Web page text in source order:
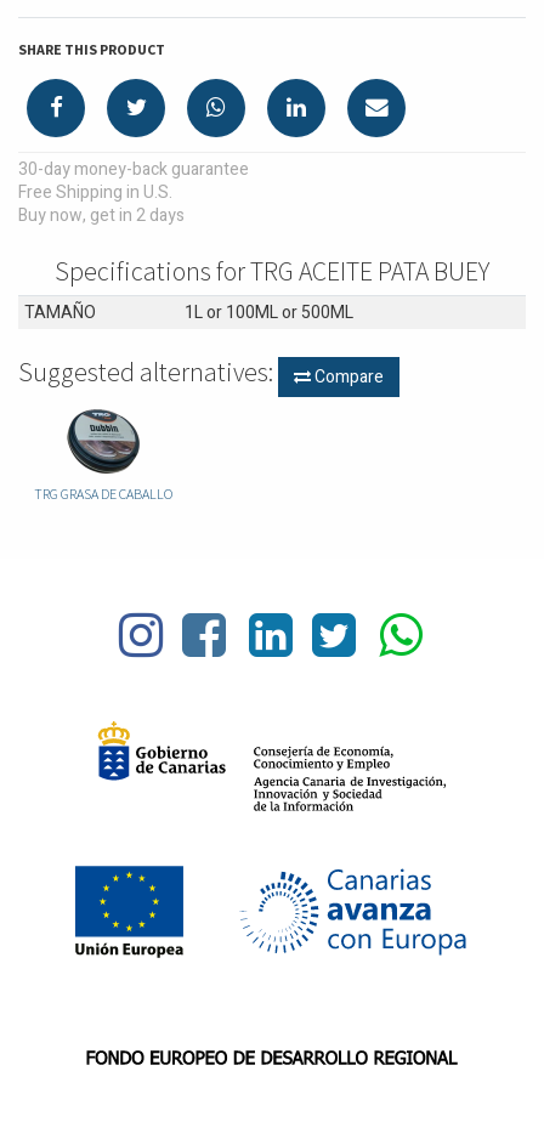
SHARE THIS PRODUCT
30-day money-back guarantee
Free Shipping in U.S.
Buy now, get in 2 days
Specifications for TRG ACEITE PATA BUEY
TAMAÑO 1Lor100MLor500ML
Suggested alternatives: Compare
TRG GRASA DE CABALLO